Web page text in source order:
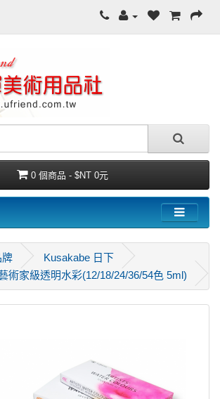
0 個商品 - $NT 0元
牌
Kusakabe 日下
術家級透明水彩(12/18/24/36/54色 5ml)